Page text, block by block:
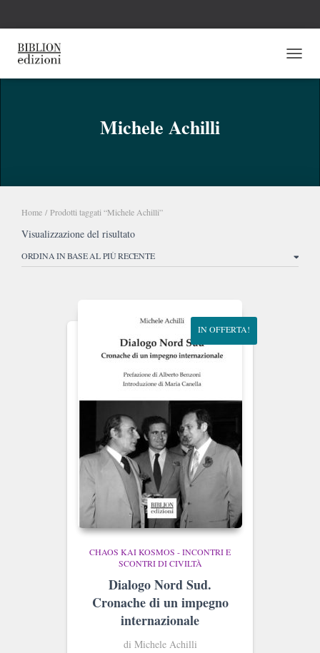
Michele Achilli
Home / Prodotti taggati “Michele Achilli”
Visualizzazione del risultato
IN OFFERTA!
CHAOS KAI KOSMOS - INCONTRI E
SCONTRI DI CIVILTÀ
Dialogo Nord Sud.
Cronache di un impegno
internazionale
di Michele Achilli